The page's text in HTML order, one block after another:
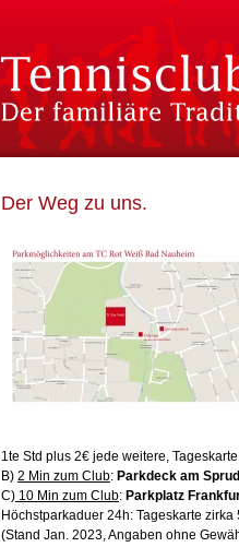
Der Weg zu uns.
1te Std plus 2€ jede weitere,
B) 2 Min zum Club: Parkdeck am
C) 10 Min zum Club: Parkplatz
Höchstparkaduer 24h: Tageskarte
(Stand Jan. 2023, Angaben ohne